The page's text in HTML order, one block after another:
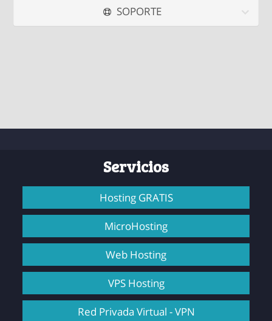
SOPORTE
Servicios
Hosting GRATIS
MicroHosting
Web Hosting
VPS Hosting
Red Privada Virtual - VPN